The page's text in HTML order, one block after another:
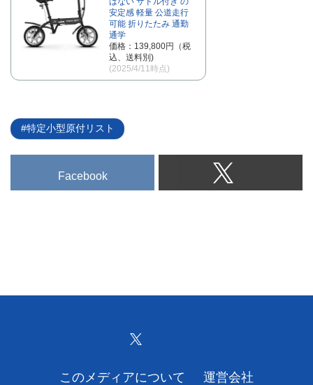
安定感 軽量 公道走行
可能 折りたたみ 通勤
通学
価格：139,800円（税
込、送料別)
(2025/4/11時点)
特定小型原付リスト
Facebook
このメディアについて 運営会社